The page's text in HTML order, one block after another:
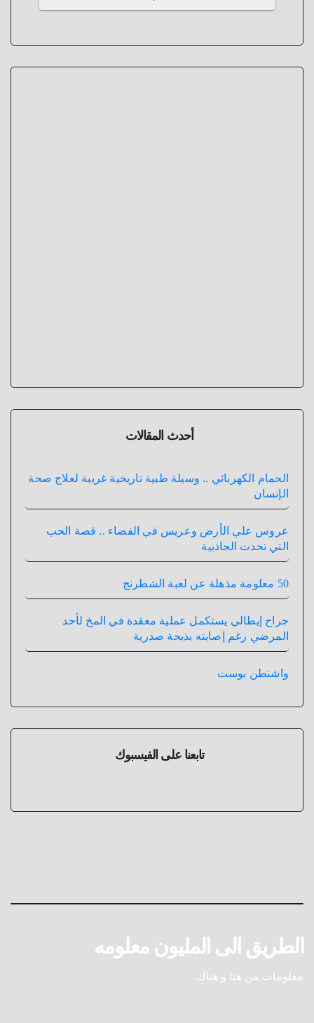
أحدث المقالات
الحمام الكهربائي .. وسيلة طبية تاريخية غريبة لعلاج صحة
الإنسان
عروس علي الأرض وعريس في الفضاء .. قصة الحب
التي تحدت الجاذبية
50 معلومة مذهلة عن لعبة الشطرنج
جراح إيطالي يستكمل عملية معقدة في المخ لأحد
المرضي رغم إصابته بذبحة صدرية
واشنطن بوست
تابعنا على الفيسبوك
الطريق الى المليون معلومه
معلومات من هنا و هناك